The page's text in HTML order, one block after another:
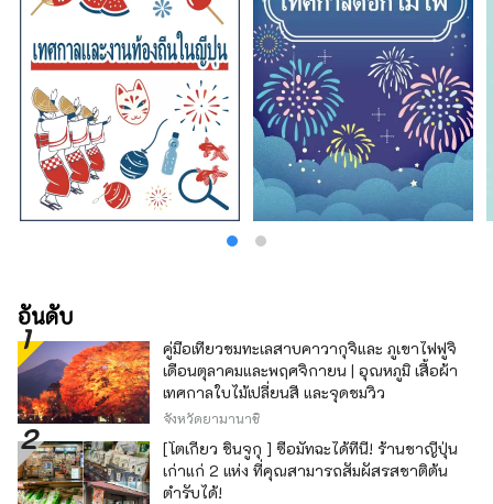
อันดับ
คู่มือเที่ยวชมทะเลสาบคาวากุจิและ ภูเขาไฟฟูจิ
เดือนตุลาคมและพฤศจิกายน | อุณหภูมิ เสื้อผ้า
เทศกาลใบไม้เปลี่ยนสี และจุดชมวิว
จังหวัดยามานาชิ
[โตเกียว ชินจูกุ ] ซื้อมัทฉะได้ที่นี่! ร้านชาญี่ปุ่น
เก่าแก่ 2 แห่ง ที่คุณสามารถสัมผัสรสชาติต้น
ตำรับได้!